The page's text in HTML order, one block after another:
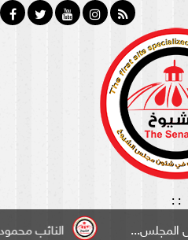
:
:
النائب محمود سامي